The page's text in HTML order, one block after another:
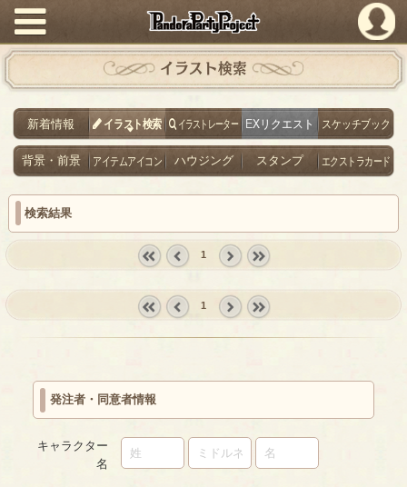
PandoraPartyProject
イラスト検索
新着情報 イラスト検索 イラストレーター EXリクエスト スケッチブック
背景・前景 アイテムアイコン ハウジング スタンプ エクストラカード
検索結果
prev
1
1
発注者・同意者情報
キャラクター
名